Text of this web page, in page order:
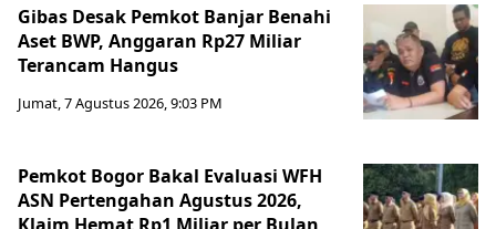
Gibas Desak Pemkot Banjar Benahi
Aset BWP, Anggaran Rp27 Miliar
Terancam Hangus
Jumat, 7 Agustus 2026, 9:03 PM
Pemkot Bogor Bakal Evaluasi WFH
ASN Pertengahan Agustus 2026,